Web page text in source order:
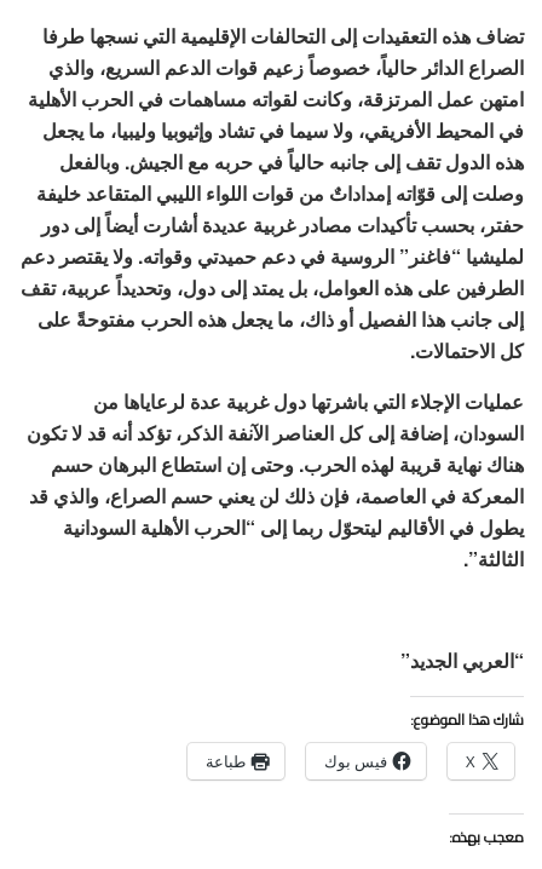
تضاف هذه التعقيدات إلى التحالفات الإقليمية التي نسجها طرفا
الصراع الدائر حالياً، خصوصاً زعيم قوات الدعم السريع، والذي
امتهن عمل المرتزقة، وكانت لقواته مساهمات في الحرب الأهلية
في المحيط الأفريقي، ولا سيما في تشاد وإثيوبيا وليبيا، ما يجعل
هذه الدول تقف إلى جانبه حالياً في حربه مع الجيش. وبالفعل
وصلت إلى قوّاته إمداداتٌ من قوات اللواء الليبي المتقاعد خليفة
حفتر، بحسب تأكيدات مصادر غربية عديدة أشارت أيضاً إلى دور
لمليشيا “فاغنر” الروسية في دعم حميدتي وقواته. ولا يقتصر دعم
الطرفين على هذه العوامل، بل يمتد إلى دول، وتحديداً عربية، تقف
إلى جانب هذا الفصيل أو ذاك، ما يجعل هذه الحرب مفتوحةً على
كل الاحتمالات.
عمليات الإجلاء التي باشرتها دول غربية عدة لرعاياها من
السودان، إضافة إلى كل العناصر الآنفة الذكر، تؤكد أنه قد لا تكون
هناك نهاية قريبة لهذه الحرب. وحتى إن استطاع البرهان حسم
المعركة في العاصمة، فإن ذلك لن يعني حسم الصراع، والذي قد
يطول في الأقاليم ليتحوّل ربما إلى “الحرب الأهلية السودانية
الثالثة”.
“العربي الجديد”
شارك هذا الموضوع:
X فيس بوك طباعة
معجب بهذه: